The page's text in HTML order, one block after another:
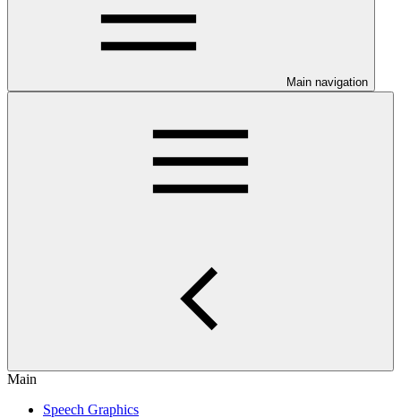
Main navigation
Main
Speech Graphics